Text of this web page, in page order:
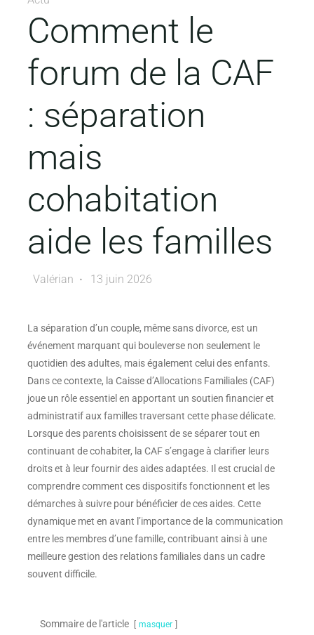
Comment le
forum de la CAF
: séparation
mais
cohabitation
aide les familles
Valérian 13 juin 2026
La séparation d’un couple, même sans divorce, est un
événement marquant qui bouleverse non seulement le
quotidien des adultes, mais également celui des enfants.
Dans ce contexte, la Caisse d’Allocations Familiales (CAF)
joue un rôle essentiel en apportant un soutien financier et
administratif aux familles traversant cette phase délicate.
Lorsque des parents choisissent de se séparer tout en
continuant de cohabiter, la CAF s’engage à clarifier leurs
droits et à leur fournir des aides adaptées. Il est crucial de
comprendre comment ces dispositifs fonctionnent et les
démarches à suivre pour bénéficier de ces aides. Cette
dynamique met en avant l’importance de la communication
entre les membres d’une famille, contribuant ainsi à une
meilleure gestion des relations familiales dans un cadre
souvent difficile.
Sommaire de l'article masquer